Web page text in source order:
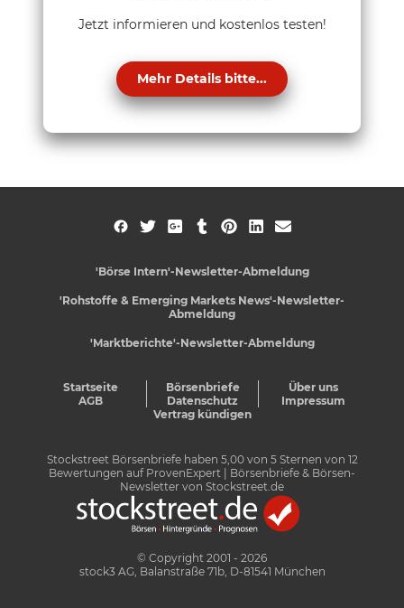
Jetzt informieren und kostenlos testen!
Mehr Details bitte...
'Börse Intern'-Newsletter-Abmeldung
'Rohstoffe & Emerging Markets News'-Newsletter-
Abmeldung
'Marktberichte'-Newsletter-Abmeldung
Startseite Börsenbriefe
Über uns
AGB
Datenschutz
Impressum
Vertrag kündigen
Stockstreet Börsenbriefe haben 5,00von 5Sternen von 12
Bewertungen auf ProvenExpert
| Börsenbriefe & Börsen-
Newsletter von Stockstreet.de
© Copyright 2001 - 2026
stock3 AG, Balanstraße 71b, D-81541 München